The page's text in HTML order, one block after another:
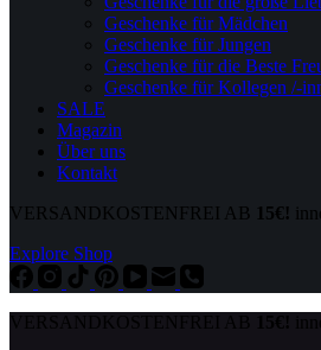
Geschenke für Mädchen
Geschenke für Jungen
Geschenke für die Beste
Geschenke für Kollegen /-
SALE
Magazin
Über uns
Kontakt
VERSANDKOSTENFREI AB 15€!
Explore Shop